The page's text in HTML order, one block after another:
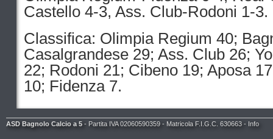
Castello 4-3, Ass. Club-Rodoni 1-3.
Classifica: Olimpia Regium 40;
Casalgrandese 29; Ass. Club 26;
22; Rodoni 21; Cibeno 19; Aposa
10; Fidenza 7.
ASD Bagnolo Calcio a 5 - Partita IVA 02060590359 - Matricola F.I.G.C. 630663 - Info